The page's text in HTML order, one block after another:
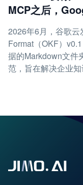
MCP之后，
2026年6月，谷歌
Format（OKF）
据的Markdown文件
范，旨在解决企业知